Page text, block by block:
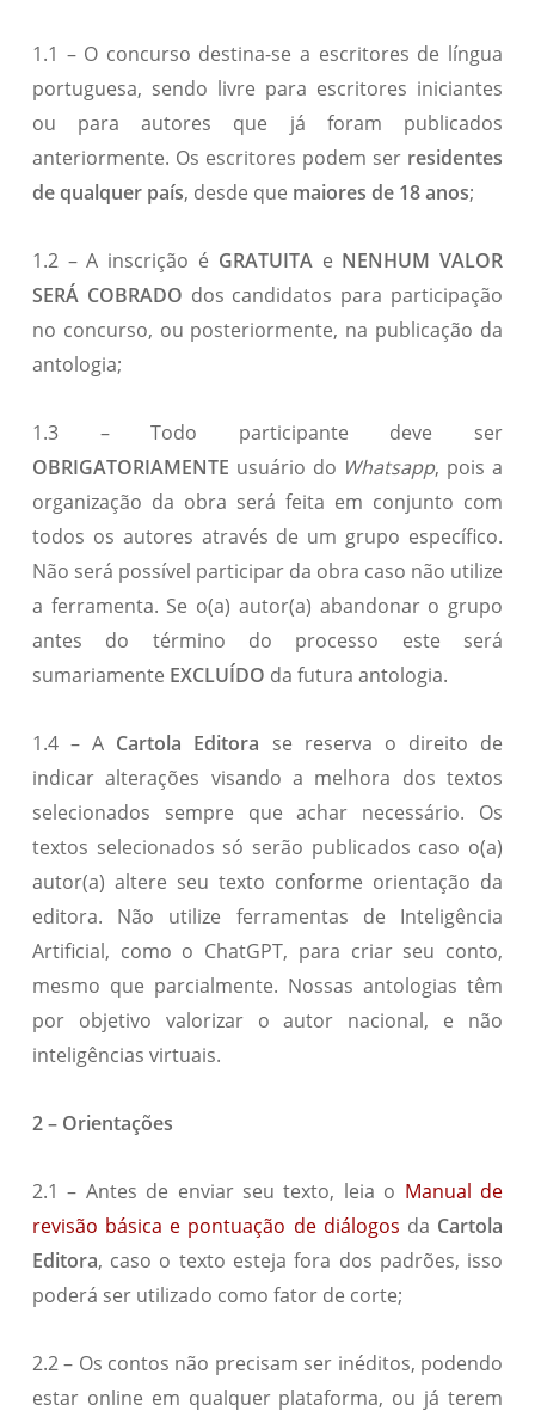
1.1 – O concurso destina-se a escritores de língua
portuguesa, sendo livre para escritores iniciantes
ou para autores que já foram publicados
anteriormente. Os escritores podem ser residentes
de qualquer país, desde que maiores de 18 anos;
1.2 – A inscrição é GRATUITAe NENHUM VALOR
SERÁ COBRADO dos candidatos para participação
no concurso, ou posteriormente, na publicação da
antologia;
1.3 – Todo participante deve ser
OBRIGATORIAMENTE usuário do Whatsapp, pois a
organização da obra será feita em conjunto com
todos os autores através de um grupo específico.
Não será possível participar da obra caso não utilize
a ferramenta. Se o(a) autor(a) abandonar o grupo
antes do término do processo este será
sumariamente EXCLUÍDO da futura antologia.
1.4 – A Cartola Editora se reserva o direito de
indicar alterações visando a melhora dos textos
selecionados sempre que achar necessário. Os
textos selecionados só serão publicados caso o(a)
autor(a) altere seu texto conforme orientação da
editora. Não utilize ferramentas de Inteligência
Artificial, como o ChatGPT, para criar seu conto,
mesmo que parcialmente. Nossas antologias têm
por objetivo valorizar o autor nacional, e não
inteligências virtuais.
2 – Orientações
2.1 – Antes de enviar seu texto, leia o Manual de
revisão básica e pontuação de diálogos da Cartola
Editora, caso o texto esteja fora dos padrões, isso
poderá ser utilizado como fator de corte;
2.2 – Os contos não precisam ser inéditos, podendo
estar online em qualquer plataforma, ou já terem